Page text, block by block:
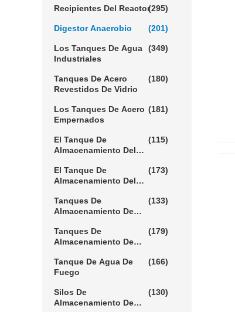
Recipientes Del Reactor(295)
Digestor Anaerobio (201)
Los Tanques De Agua
Industriales
(349)
Tanques De Acero
Revestidos De Vidrio
(180)
Los Tanques De Acero
Empernados
(181)
El Tanque De
Almacenamiento Del
(115)
El Tanque De
Almacenamiento Del
(173)
Tanques De
Almacenamiento De
(133)
Tanques De
Almacenamiento De
(179)
Tanque De Agua De
Fuego
(166)
Silos De
Almacenamiento De
(130)